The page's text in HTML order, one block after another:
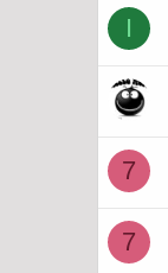
I
7
7